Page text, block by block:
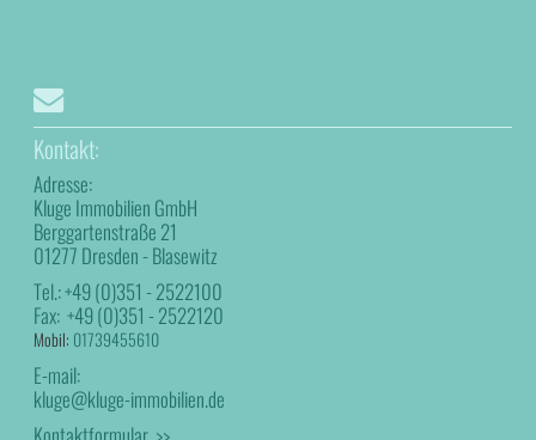
Kontakt:
Adresse:
Kluge Immobilien GmbH
Berggartenstraße 21
01277 Dresden - Blasewitz
Tel.:+49 (0)351 - 2522100
Fax:+49 (0)351 - 2522120
Mobil: 01739455610
E-mail:
kluge@kluge-immobilien.de